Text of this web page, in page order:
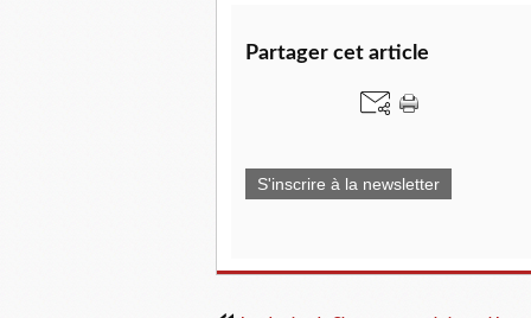
Partager cet article
S'inscrire à la newsletter